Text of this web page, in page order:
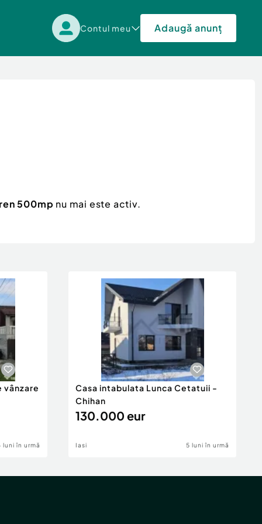
Contul meu Adaugă anunț
500mp nu mai este activ.
vânzare
luni în urmă
Casa intabulata Lunca Cetatuii -
Chihan
130.000 eur
Iasi 5 luni în urmă